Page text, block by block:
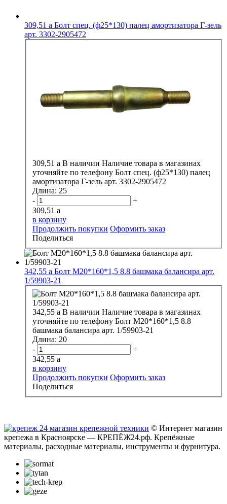
309,51 a Болт спец. (ф25*130) палец амортизатора Г-зель
арт. 3302-2905472
309,51 a В наличии Наличие товара в магазинах
уточняйте по телефону Болт спец. (ф25*130) палец
амортизатора Г-зель арт. 3302-2905472
Длина: 25
-
+
309,51 a
в корзину
Продолжить покупки Оформить заказ
Поделиться
342,55 a Болт М20*160*1,5 8.8 башмака балансира арт.
1/59903-21
342,55 a В наличии Наличие товара в магазинах
уточняйте по телефону Болт М20*160*1,5 8.8
башмака балансира арт. 1/59903-21
Длина: 20
-
+
342,55 a
в корзину
Продолжить покупки Оформить заказ
Поделиться
© Интернет магазин
крепежа в Красноярске — КРЕПЁЖ24.рф. Крепёжные
материалы, расходные материалы, инструменты и фурнитура.